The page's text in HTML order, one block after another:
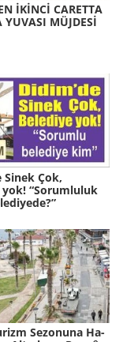
İKİNCİ CA­RET­TA
YU­VA­SI MÜJ­DESİ
Sinek Çok,
yok! “Sorumluluk
Se­zo­nu­na Ha­